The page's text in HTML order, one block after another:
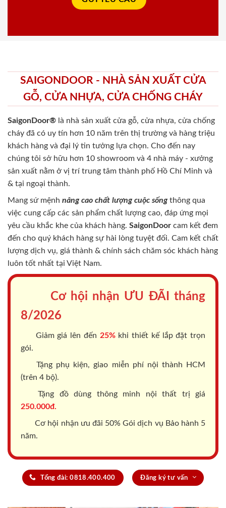
SAIGONDOOR - NHÀ SẢN XUẤT CỬA
GỖ, CỬA NHỰA, CỬA CHỐNG CHÁY
SaigonDoor® là nhà sản xuất cửa gỗ, cửa nhựa, cửa chống
cháy đã có uy tín hơn 10 năm trên thị trường và hàng triệu
khách hàng và đại lý tin tưởng lựa chọn. Cho đến nay
chúng tôi sở hữu hơn 10 showroom và 4 nhà máy - xưởng
sản xuất nằm ở vị trí trung tâm thành phố Hồ Chí Minh và
& tại ngoại thành.
Mang sứ mệnh nâng cao chất lượng cuộc sốngthông qua
việc cung cấp các sản phẩm chất lượng cao, đáp ứng mọi
yêu cầu khắc khe của khách hàng. SaigonDoor cam kết đem
đến cho quý khách hàng sự hài lòng tuyệt đối. Cam kết chất
lượng dịch vụ, giá thành & chính sách chăm sóc khách hàng
luôn tốt nhất tại Việt Nam.
Cơ hội nhận ƯU ĐÃI tháng
8/2026
Giảm giá lên đến 25%khi thiết kế lắp đặt trọn
gói.
Tặng phụ kiện, giao miễn phí nội thành HCM
(trên 4 bộ).
Tặng đồ dùng thông minh nội thất trị giá
250.000đ.
Cơ hội nhận ưu đãi 50% Gói dịch vụ Bảo hành 5
năm.
Tổng đài: 0818.400.400 Đăng ký tư vấn